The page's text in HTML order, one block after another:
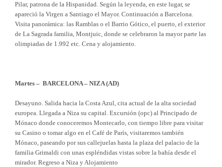
Pilar, patrona de la Hispanidad. Según la leyenda, en este lugar, se
apareció la Virgen a Santiago el Mayor. Continuación a Barcelona.
Visita panorámica: las Ramblas o el Barrio Gótico, el puerto, el exterior
de La Sagrada familia, Montjuic, donde se celebraron la mayor parte las
olimpiadas de 1.992 etc. Cena y alojamiento.
Martes – BARCELONA – NIZA (AD)
Desayuno. Salida hacia la Costa Azul, cita actual de la alta sociedad
europea. Llegada a Niza su capital. Excursión (opc) al Principado de
Mónaco donde conoceremos Montecarlo, con tiempo libre para visitar
su Casino o tomar algo en el Café de París, visitaremos también
Mónaco, paseando por sus callejuelas hasta la plaza del palacio de la
familia Grimaldi con unas espléndidas vistas sobre la bahía desde el
mirador. Regreso a Niza y Alojamiento